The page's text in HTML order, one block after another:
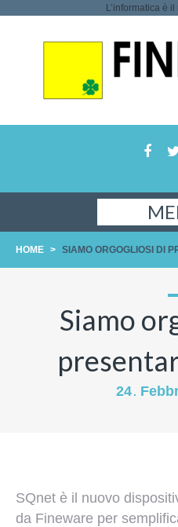
L’informatica è
HOME > SIAMO ORGOGLIOSI DI
Siamo
24.
SQnet è il nuovo
da Fineware per